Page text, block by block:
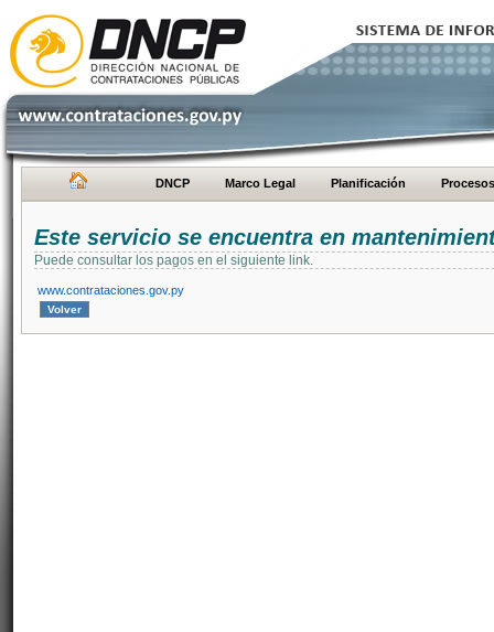
DNCP Marco Legal Planificación Procesos
Este servicio se encuentra en
Puede consultar los pagos en el siguiente link.
www.contrataciones.gov.py